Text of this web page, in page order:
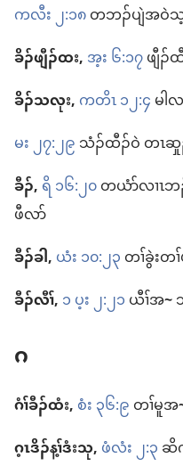
ကလီး ၂:၁၈တ​ဘၣ်​ပျဲ​အဝဲ
ခိၣ်​ဖျီၣ်​ထး,အ့း ၆:၁၇ဖျီ
ခိၣ်သလုး,ကတိၤ ၁၂:၄မါ​
မး ၂၇:၂၉သံၣ်​ထီၣ်ဝဲ တၤ
ခီၣ်​,ရိ ၁၆:၂၀တယံာ်​လၢၤ
ဖီလာ်
ခီၣ်ခါ,ယံး ၁၀:၂၃တၢ်ခွဲး​
ခီၣ်လီၢ်,၁ ပ့း ၂:၂၁ယီၢ်​အ~
ဂ
ဂံၢ်​ခီၣ်ထံး,စံး ၃၆:၉တၢ်မူ​အ
ဂ့ၤဒိၣ်​န့ၢ်ဒံး​သု,ဖံလံး ၂:၃ဆိ